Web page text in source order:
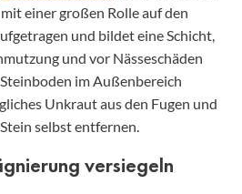
einer großen Rolle auf den
und bildet eine Schicht,
und vor Nässeschäden
im Außenbereich
Unkraut aus den Fugen und
selbst entfernen.
versiegeln